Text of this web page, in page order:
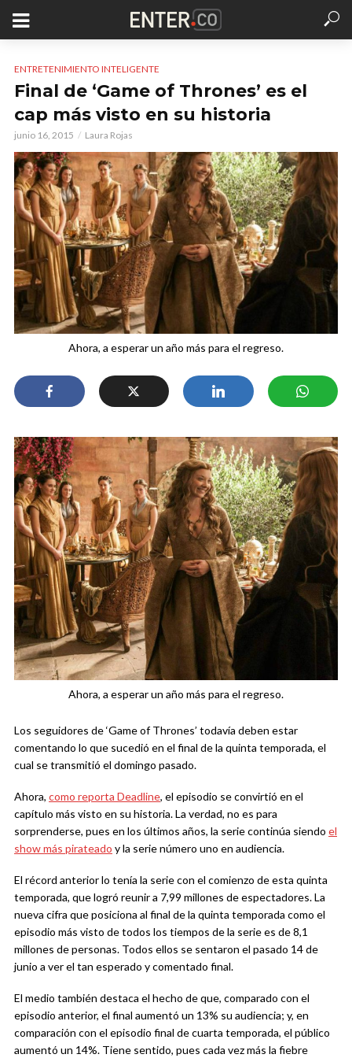
ENTRETENIMIENTO INTELIGENTE
Final de ‘Game of Thrones’ es el
cap más visto en su historia
junio 16, 2015 Laura Rojas
Ahora, a esperar un año más para el regreso.
Ahora, a esperar un año más para el regreso.
Los seguidores de ‘Game of Thrones’ todavía deben estar
comentando lo que sucedió en el final de la quinta temporada, el
cual se transmitió el domingo pasado.
Ahora, como reporta Deadline, el episodio se convirtió en el
capítulo más visto en su historia. La verdad, no es para
sorprenderse, pues en los últimos años, la serie continúa siendo el
show más pirateado y la serie número uno en audiencia.
El récord anterior lo tenía la serie con el comienzo de esta quinta
temporada, que logró reunir a 7,99 millones de espectadores. La
nueva cifra que posiciona al final de la quinta temporada como el
episodio más visto de todos los tiempos de la serie es de 8,1
millones de personas. Todos ellos se sentaron el pasado 14 de
junio a ver el tan esperado y comentado final.
El medio también destaca el hecho de que, comparado con el
episodio anterior, el final aumentó un 13% su audiencia; y, en
comparación con el episodio final de cuarta temporada, el público
aumentó un 14%. Tiene sentido, pues cada vez más la fiebre